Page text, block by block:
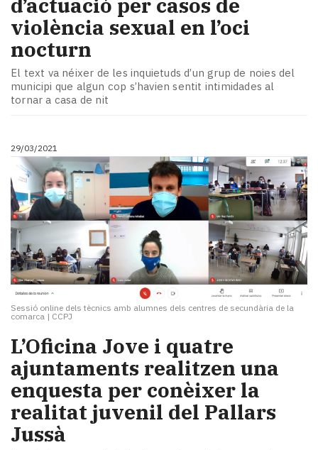
violència sexual en l’oci
nocturn
El text va néixer de les inquietuds d’un grup de noies del
municipi que algun cop s’havien sentit intimidades al
tornar a casa de nit
29/03/2021
Sessió online dels tècnics amb alumnes dels centres de secundària de la
comarca | CCPJ
L’Oficina Jove i quatre
ajuntaments realitzen una
enquesta per conèixer la
realitat juvenil del Pallars
Jussà